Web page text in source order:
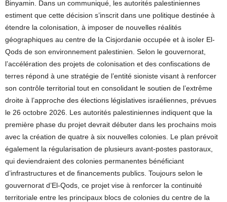
Binyamin. Dans un communiqué, les autorités palestiniennes
estiment que cette décision s’inscrit dans une politique destinée à
étendre la colonisation, à imposer de nouvelles réalités
géographiques au centre de la Cisjordanie occupée et à isoler El-
Qods de son environnement palestinien. Selon le gouvernorat,
l’accélération des projets de colonisation et des confiscations de
terres répond à une stratégie de l’entité sioniste visant à renforcer
son contrôle territorial tout en consolidant le soutien de l’extrême
droite à l’approche des élections législatives israéliennes, prévues
le 26 octobre 2026. Les autorités palestiniennes indiquent que la
première phase du projet devrait débuter dans les prochains mois
avec la création de quatre à six nouvelles colonies. Le plan prévoit
également la régularisation de plusieurs avant-postes pastoraux,
qui deviendraient des colonies permanentes bénéficiant
d’infrastructures et de financements publics. Toujours selon le
gouvernorat d’El-Qods, ce projet vise à renforcer la continuité
territoriale entre les principaux blocs de colonies du centre de la